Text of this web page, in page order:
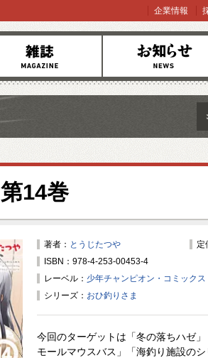
お知らせ
企業情報
第14巻
著者： とうじたつや
定
ISBN：978-4-253-00453-4
レーベル： 少年チャンピオン・コミックス
シリーズ： おひ釣りさま
今回のターゲットは「冬の落ちハゼ
モールマウスバス」「海釣り施設のシ